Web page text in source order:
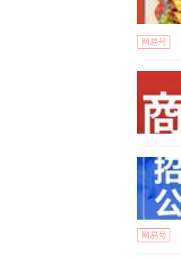
网易号
网易号